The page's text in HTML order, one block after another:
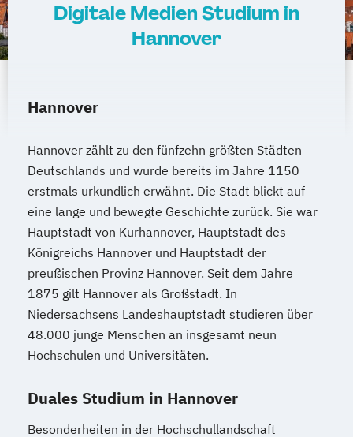
Digitale Medien Studium in
Hannover
Hannover
Hannover zählt zu den fünfzehn größten Städten
Deutschlands und wurde bereits im Jahre 1150
erstmals urkundlich erwähnt. Die Stadt blickt auf
eine lange und bewegte Geschichte zurück. Sie war
Hauptstadt von Kurhannover, Hauptstadt des
Königreichs Hannover und Hauptstadt der
preußischen Provinz Hannover. Seit dem Jahre
1875 gilt Hannover als Großstadt. In
Niedersachsens Landeshauptstadt studieren über
48.000 junge Menschen an insgesamt neun
Hochschulen und Universitäten.
Duales Studium in Hannover
Besonderheiten in der Hochschullandschaft